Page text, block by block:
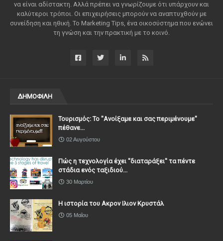
να είναι αδίστακτη. Αλλά πρέπει να γνωρίζουμε ότι υπάρχουν και
καλύτεροι τρόποι. Οι επιχειρήσεις μπορούν να αναπτυχθούν με
συνείδηση ​​και ηθική. Το Marketing Tips, ένα οικοσύστημα που ενώνει
τη γνώση και την πρακτική με το κοινό.
ΔΗΜΟΦΙΛΗ
Τουρισμός: Το "Ανοίξαμε και σας περιμένουμε"
πέθανε...
02 Αυγούστου
Πώς η τεχνολογία έχει ''διαταράξει'' τα πέντε
στάδια ενός ταξιδιού...
30 Μαρτίου
Η ιστορία του Ακρον Ιλιον Κρυστάλ
05 Μαΐου